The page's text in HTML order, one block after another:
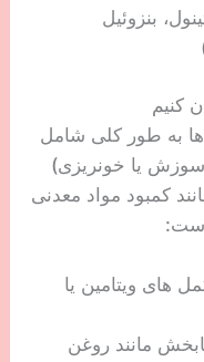
بنزوئیل
کنیم
به طور کلی شامل
سوزش یا خونریزی)
کمبود مواد معدنی
است:
های ویتامین یا
مانند روغن